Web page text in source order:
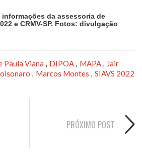
informações da assessoria de
e CRMV-SP. Fotos: divulgação
Paula Viana , DIPOA , MAPA , Jair
, Marcos Montes , SIAVS 2022
PRÓXIMO POST